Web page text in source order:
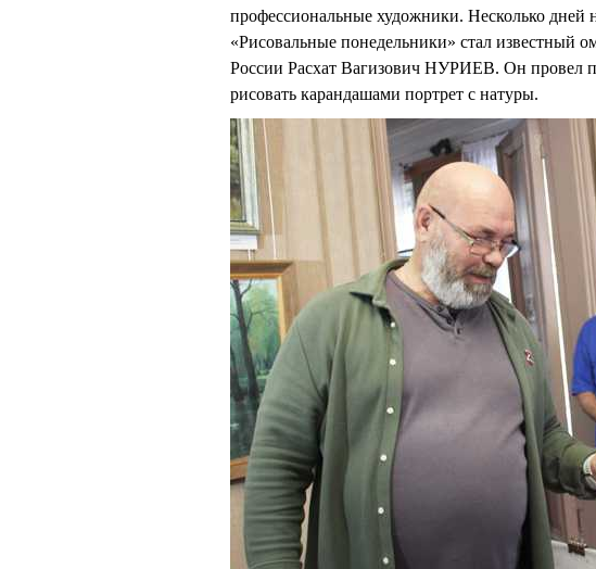
профессиональные художники. Несколько дней
«Рисовальные понедельники» стал известный
России Расхат Вагизович НУРИЕВ. Он провел
рисовать карандашами портрет с натуры.